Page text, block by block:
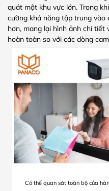
quát một khu vực lớn. Trong
cường khả năng tập trung vào
hơn, mang lại hình ảnh chi
hoàn toàn so với các dòng
Có thể quan sát toàn bộ của